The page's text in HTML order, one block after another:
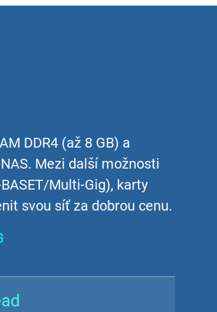
DDR4 (až 8 GB) a
Mezi další možnosti
Multi-Gig), karty
svou síť za dobrou cenu.